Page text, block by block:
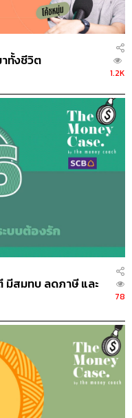
ทั้งชีวิต
1.2K
มีสมทบ ลดภาษี และ
78